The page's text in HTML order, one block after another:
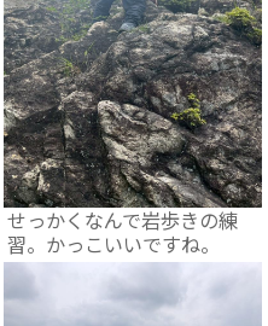
せっかくなんで岩歩きの練
習。かっこいいですね。